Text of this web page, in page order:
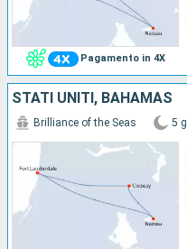
Pagamento in 4X
STATI UNITI, BAHAMAS
Brilliance of the Seas 5 g